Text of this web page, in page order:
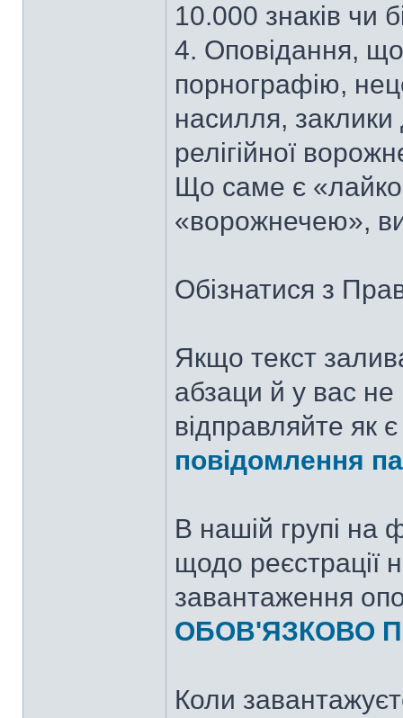
10.000 знаків чи
4. Оповідання,
порнографію,
насилля, заклики
релігійної
Що саме є
«ворожнечею»,
Обізнатися з
Якщо текст
абзаци й у вас
відправляйте як
повідомлення
В нашій групі на
щодо реєстрації
завантаження
ОБОВ'ЯЗКОВО
Коли